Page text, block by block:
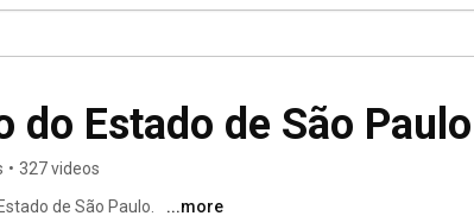
do Estado de São Paulo
• 327 videos
de São Paulo.
...more